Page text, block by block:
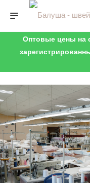
Оптовые цены на